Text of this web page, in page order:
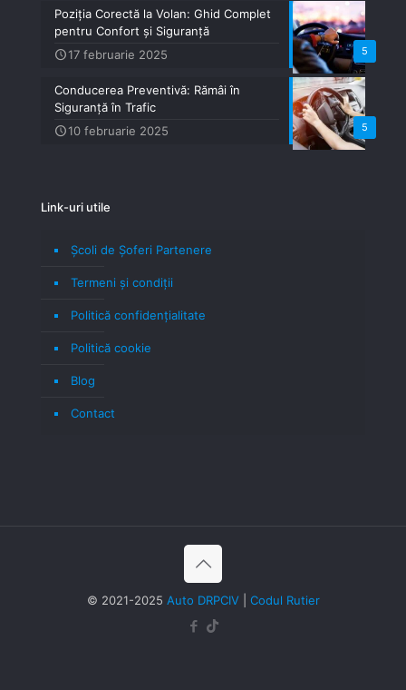
5
Poziția Corectă la Volan: Ghid Complet
pentru Confort și Siguranță
17 februarie 2025
5
Conducerea Preventivă: Rămâi în
Siguranță în Trafic
10 februarie 2025
Link-uri utile
Școli de Șoferi Partenere
Termeni şi condiţii
Politică confidenţialitate
Politică cookie
Blog
Contact
© 2021-2025 Auto DRPCIV| Codul Rutier